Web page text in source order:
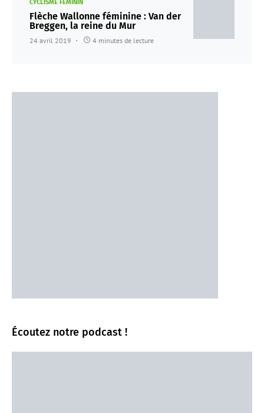
CYCLISME FÉMININ
Flèche Wallonne féminine : Van der
Breggen, la reine du Mur
24 avril 2019 4 minutes de lecture
Écoutez notre podcast !